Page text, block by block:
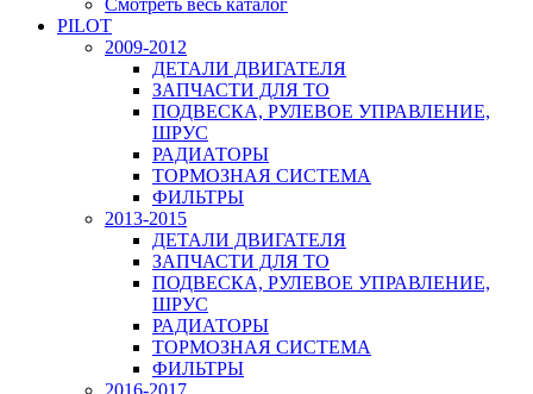
Смотреть весь каталог
PILOT
2009-2012
ДЕТАЛИ ДВИГАТЕЛЯ
ЗАПЧАСТИ ДЛЯ ТО
ПОДВЕСКА, РУЛЕВОЕ УПРАВЛЕНИЕ,
ШРУС
РАДИАТОРЫ
ТОРМОЗНАЯ СИСТЕМА
ФИЛЬТРЫ
2013-2015
ДЕТАЛИ ДВИГАТЕЛЯ
ЗАПЧАСТИ ДЛЯ ТО
ПОДВЕСКА, РУЛЕВОЕ УПРАВЛЕНИЕ,
ШРУС
РАДИАТОРЫ
ТОРМОЗНАЯ СИСТЕМА
ФИЛЬТРЫ
2016-2017